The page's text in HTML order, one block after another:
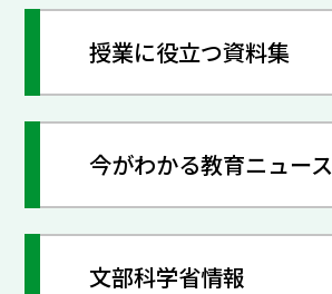
授業に役立つ資料集
今がわかる教育ニュース
文部科学省情報